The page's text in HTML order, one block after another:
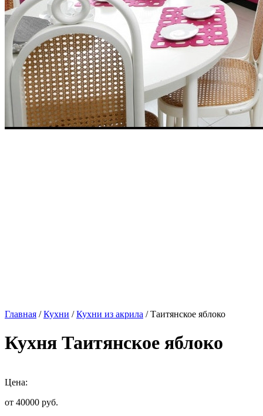
Главная /Кухни /Кухни из акрила / Таитянское яблоко
Кухня Таитянское яблоко
Цена:
от 40000 руб.